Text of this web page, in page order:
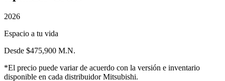
2026
Espacio a tu vida
Desde $475,900 M.N.
*El precio puede variar de acuerdo con la versión e inventario
disponible en cada distribuidor Mitsubishi.